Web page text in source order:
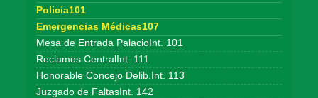
Policía101
Emergencias Médicas107
Mesa de Entrada PalacioInt. 101
Reclamos CentralInt. 111
Honorable Concejo Delib.Int. 113
Juzgado de FaltasInt. 142